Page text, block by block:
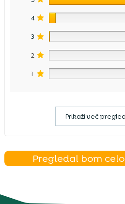
4
3
2
1
Prikaži več
Pregledal bom